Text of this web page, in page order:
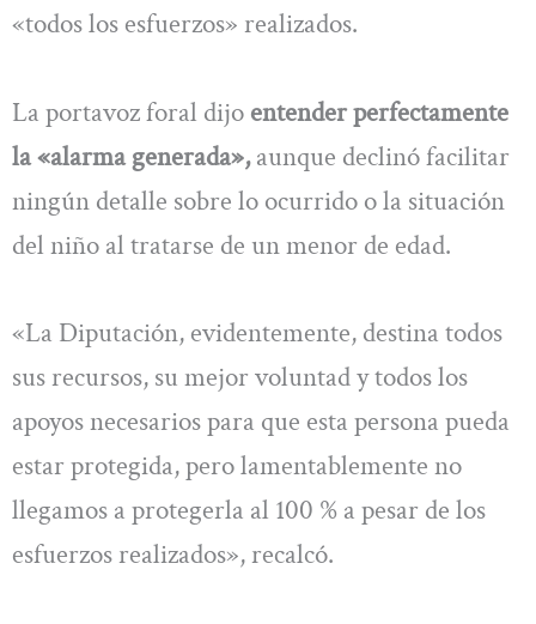
«todos los esfuerzos» realizados.
La portavoz foral dijo entender perfectamente
la «alarma generada»,aunque declinó facilitar
ningún detalle sobre lo ocurrido o la situación
del niño al tratarse de un menor de edad.
«La Diputación, evidentemente, destina todos
sus recursos, su mejor voluntad y todos los
apoyos necesarios para que esta persona pueda
estar protegida, pero lamentablemente no
llegamos a protegerla al 100 % a pesar de los
esfuerzos realizados», recalcó.